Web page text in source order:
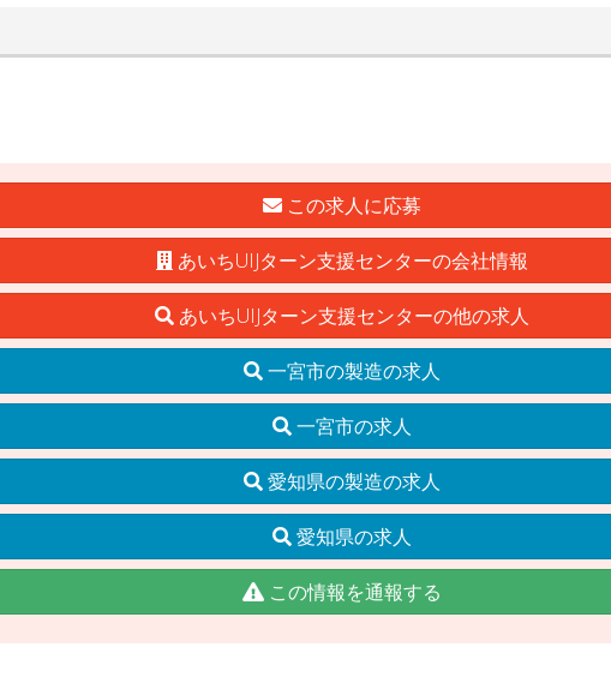
この求人に応募
あいちUIJターン支援センターの会社情報
あいちUIJターン支援センターの他の求人
一宮市の製造の求人
一宮市の求人
愛知県の製造の求人
愛知県の求人
この情報を通報する